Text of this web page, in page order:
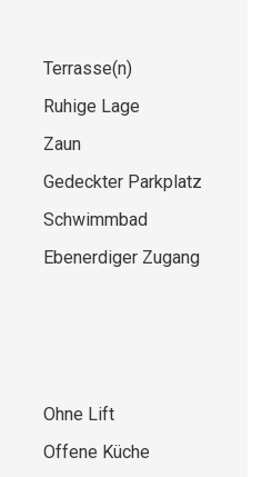
Terrasse(n)
Ruhige Lage
Zaun
Gedeckter Parkplatz
Schwimmbad
Ebenerdiger Zugang
Ohne Lift
Offene Küche